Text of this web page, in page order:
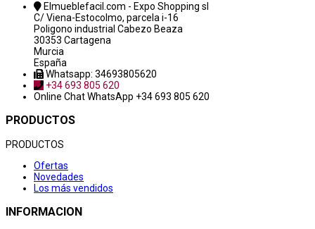
Elmueblefacil.com - Expo Shopping sl
C/ Viena-Estocolmo, parcela i-16
Poligono industrial Cabezo Beaza
30353 Cartagena
Murcia
España
Whatsapp: 34693805620
+34 693 805 620
Online ChatWhatsApp +34 693 805 620
PRODUCTOS
PRODUCTOS
Ofertas
Novedades
Los más vendidos
INFORMACION